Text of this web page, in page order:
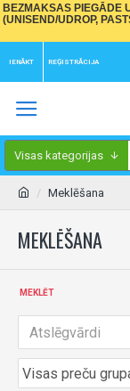
BEZMAKSAS PIEGĀDE
(UNISEND/UDROP,
IENĀKT REĢISTRĀCIJA
Visas kategorijas
Meklēšana
MEKLĒŠANA
MEKLĒT